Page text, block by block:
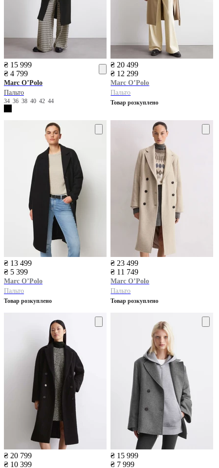
₴ 15 999
₴ 4 799
Marc O’Polo
Пальто
34 36 38 40 42 44
₴ 20 499
₴ 12 299
Marc O’Polo
Пальто
Товар розкуплено
₴ 13 499
₴ 5 399
Marc O’Polo
Пальто
Товар розкуплено
₴ 23 499
₴ 11 749
Marc O’Polo
Пальто
Товар розкуплено
₴ 20 799
₴ 10 399
₴ 15 999
₴ 7 999